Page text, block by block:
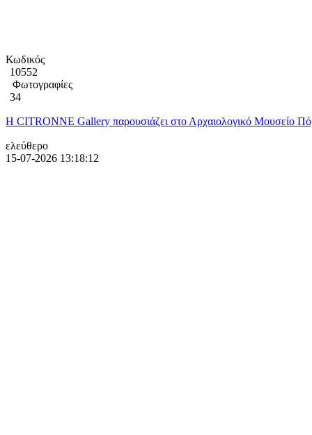
Κωδικός
10552
Φωτογραφίες
34
Η CITRONNE Gallery παρουσιάζει στο Αρχαιολογικό Μουσείο
ελεύθερο
15-07-2026 13:18:12